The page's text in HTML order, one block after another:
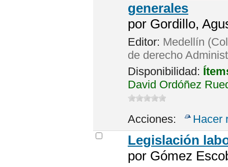
generales
por Gordillo,
Editor: Medellín
de derecho
Disponibilidad:
David Ordóñez
Acciones: Hacer
Legislación
por Gómez